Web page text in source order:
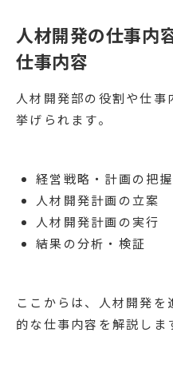
人材開発の仕事内
仕事内容
人材開発部の役割や仕
挙げられます。
経営戦略・計画の把握
人材開発計画の立案
人材開発計画の実行
結果の分析・検証
ここからは、人材開発
的な仕事内容を解説しま